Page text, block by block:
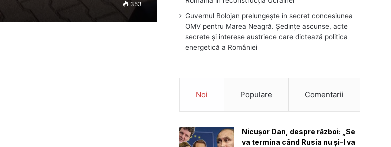
353
Guvernul Bolojan prelungește în secret concesiunea
OMV pentru Marea Neagră. Ședințe ascunse, acte
secrete și interese austriece care dictează politica
energetică a României
Noi Populare Comentarii
Nicușor Dan, despre război: „Se
va termina când Rusia nu și-l va